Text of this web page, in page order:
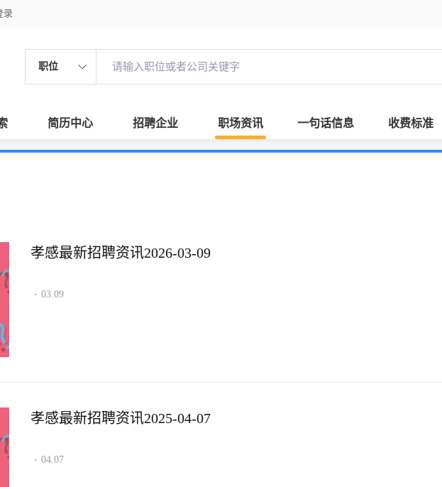
录
职位
简历中心 招聘企业 职场资讯 一句话信息 收费标准
孝感最新招聘资讯2026-03-09
· 03.09
孝感最新招聘资讯2025-04-07
· 04.07